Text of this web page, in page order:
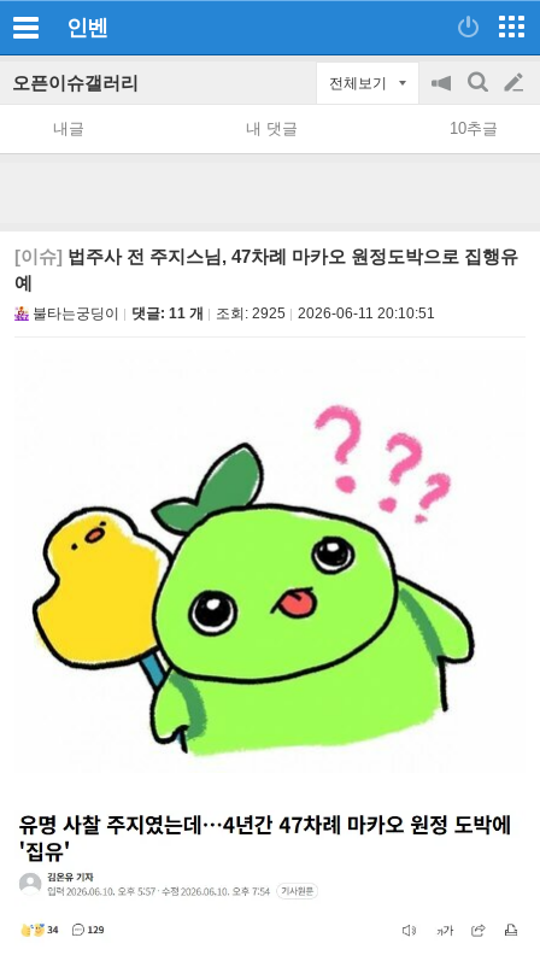
인벤
오픈이슈갤러리 전체보기
공
지
on/off
검
색
글
쓰
내글 내 댓글 10추글
[이슈] 법주사 전 주지스님, 47차례 마카오 원정도박으로 집행유
예
불타는궁딩이 댓글: 11 개 조회: 2925 2026-06-11 20:10:51